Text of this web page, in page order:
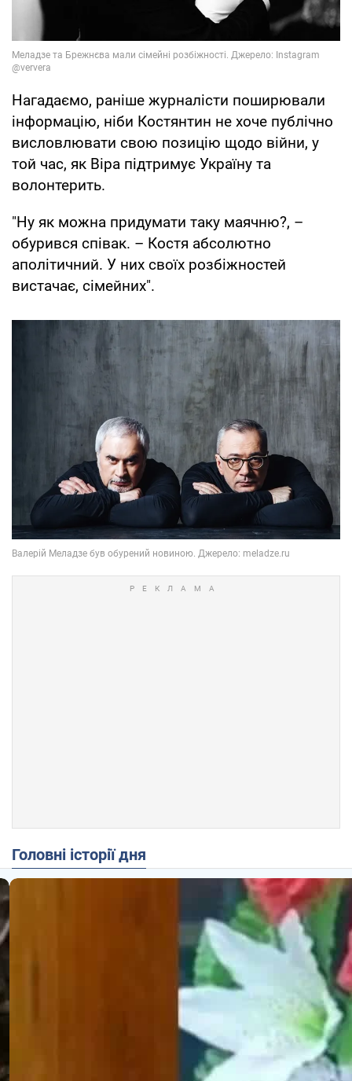
Нагадаємо, раніше журналісти поширювали
інформацію, ніби Костянтин не хоче публічно
висловлювати свою позицію щодо війни, у
той час, як Віра підтримує Україну та
волонтерить.
"Ну як можна придумати таку маячню?, –
обурився співак. – Костя абсолютно
аполітичний. У них своїх розбіжностей
вистачає, сімейних".
Головні історії дня